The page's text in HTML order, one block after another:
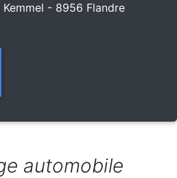
- 8956 Flandre
automobile